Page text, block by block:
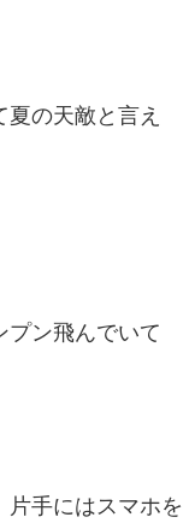
の天敵と言え
プン飛んでいて
片手にはスマホを